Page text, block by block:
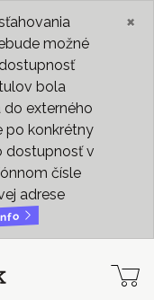
možné
bola
externého
po konkrétny
dostupnosť v
čísle
adrese
×